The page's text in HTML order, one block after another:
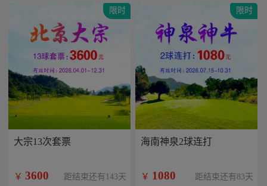
限时
大宗13次套票
￥ 3600 距结束还有143天
限时
海南神泉2球连打
￥ 1080 距结束还有83天